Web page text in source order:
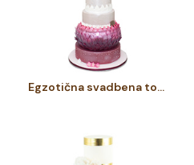
Egzotična svadbena torta